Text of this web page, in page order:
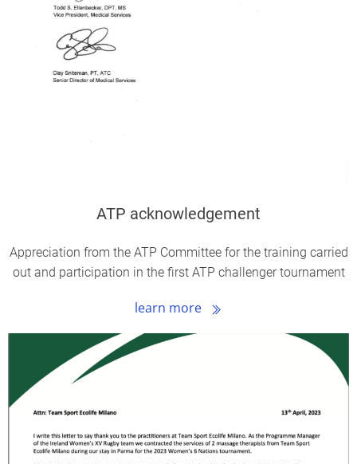
ATP acknowledgement
Appreciation from the ATP Committee for the training carried
out and participation in the first ATP challenger tournament
learn more